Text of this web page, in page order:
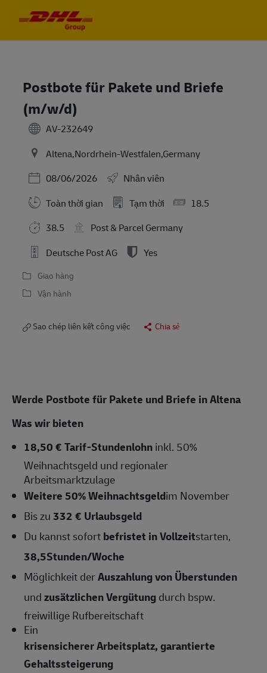
Postbote für Pakete und Briefe
(m/w/d)
AV-232649
Altena,Nordrhein-Westfalen,Germany
Posted Date
08/06/2026
Nhân viên
Toàn thời gian
Tạm thời
18.5
38.5
Post & Parcel Germany
Deutsche Post AG
Yes
Giao hàng
Vận hành
Sao chép liên kết công việc Chia sẻ
Werde Postbote für Pakete und Briefe in Altena
Was wir bieten
18,50 € Tarif-Stundenlohninkl. 50%
Weihnachtsgeld und regionaler
Arbeitsmarktzulage
Weitere 50% Weihnachtsgeldim November
Bis zu332 € Urlaubsgeld
Du kannst sofortbefristet in Vollzeitstarten,
38,5Stunden/Woche
Möglichkeit derAuszahlung von Überstunden
undzusätzlichen Vergütungdurch bspw.
freiwillige Rufbereitschaft
Ein
krisensicherer Arbeitsplatz, garantierte
Gehaltssteigerung